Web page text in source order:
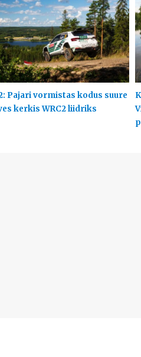
Pajari vormistas kodus suure
kerkis WRC2 liidriks